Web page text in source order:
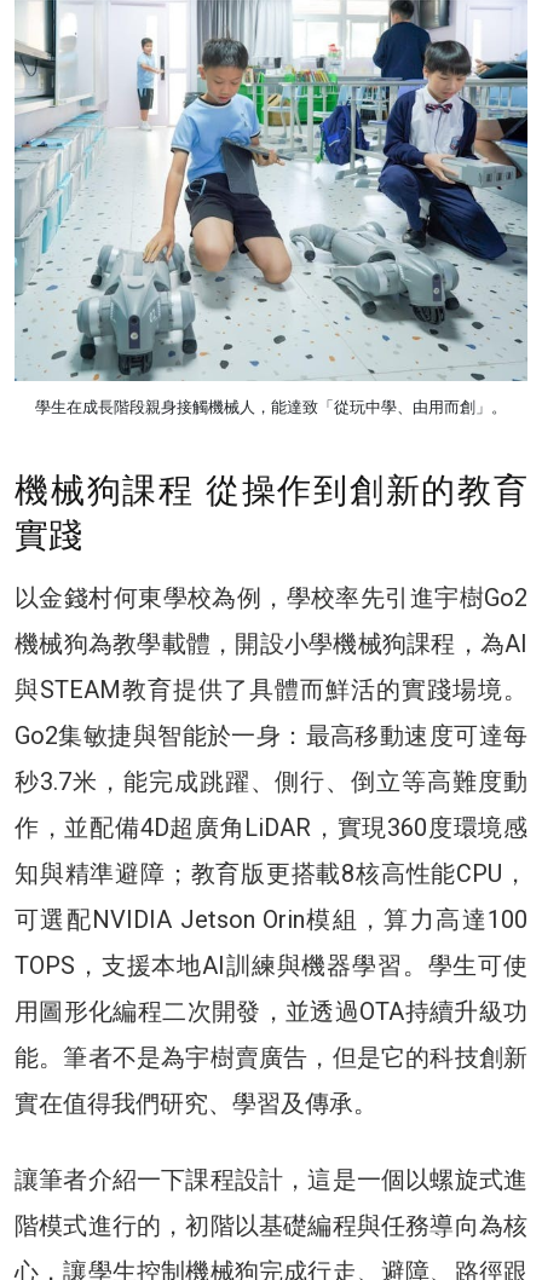
學生在成長階段親身接觸機械人，能達致「從玩中學、由用而創」。
機械狗課程 從操作到創新的教育
實踐
以金錢村何東學校為例，學校率先引進宇樹Go2
機械狗為教學載體，開設小學機械狗課程，為AI
與STEAM教育提供了具體而鮮活的實踐場境。
Go2集敏捷與智能於一身：最高移動速度可達每
秒3.7米，能完成跳躍、側行、倒立等高難度動
作，並配備4D超廣角LiDAR，實現360度環境感
知與精準避障；教育版更搭載8核高性能CPU，
可選配NVIDIA Jetson Orin模組，算力高達100
TOPS，支援本地AI訓練與機器學習。學生可使
用圖形化編程二次開發，並透過OTA持續升級功
能。筆者不是為宇樹賣廣告，但是它的科技創新
實在值得我們研究、學習及傳承。
讓筆者介紹一下課程設計，這是一個以螺旋式進
階模式進行的，初階以基礎編程與任務導向為核
心，讓學生控制機械狗完成行走、避障、路徑跟